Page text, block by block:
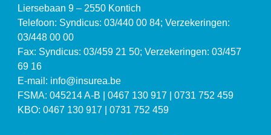
Liersebaan 9 – 2550 Kontich
Telefoon: Syndicus: 03/440 00 84; Verzekeringen:
03/448 00 00
Fax: Syndicus: 03/459 21 50; Verzekeringen: 03/457
69 16
E-mail: info@insurea.be
FSMA: 045214 A-B | 0467 130 917 | 0731 752 459
KBO: 0467 130 917 | 0731 752 459